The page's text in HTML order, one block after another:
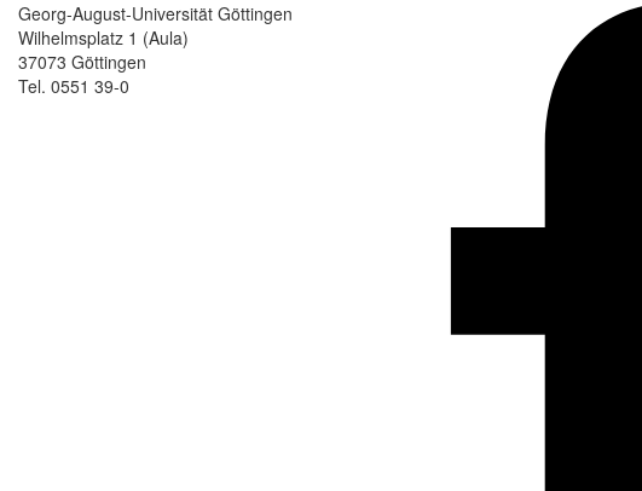
Georg-August-Universität Göttingen
Wilhelmsplatz 1 (Aula)
37073 Göttingen
Tel. 0551 39-0